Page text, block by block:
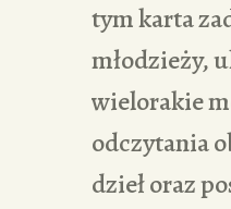
tym karta
młodzieży,
wielorakie
odczytania
dzieł oraz